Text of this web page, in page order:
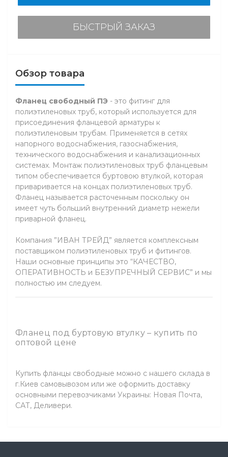
БЫСТРЫЙ ЗАКАЗ
Обзор товара
Фланец свободный ПЭ - это фитинг для
полиэтиленовых труб, который используется для
присоединения фланцевой арматуры к
полиэтиленовым трубам. Применяется в сетях
напорного водоснабжения, газоснабжения,
технического водоснабжения и канализационных
системах. Монтаж полиэтиленовых труб фланцевым
типом обеспечивается буртовою втулкой, которая
приваривается на концах полиэтиленовых труб.
Фланец называется расточенным поскольку он
имеет чуть больший внутренний диаметр нежели
приварной фланец.
Компания ”ИВАН ТРЕЙД” является комплексным
поставщиком полиэтиленовых труб и фитингов.
Наши основные принципы это “КАЧЕСТВО,
ОПЕРАТИВНОСТЬ и БЕЗУПРЕЧНЫЙ СЕРВИС” и мы
полностью им следуем.
Фланец под буртовую втулку – купить по
оптовой цене
Купить фланцы свободные можно с нашего склада в
г.Киев самовывозом или же оформить доставку
основными перевозчиками Украины: Новая Почта,
САТ, Деливери.